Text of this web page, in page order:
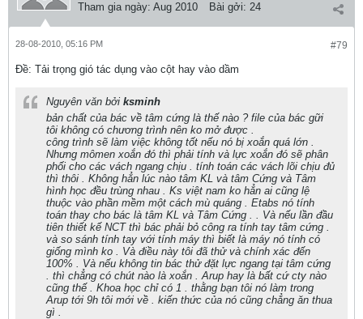
Tham gia ngày: Aug 2010 Bài gởi: 24
#79
28-08-2010, 05:16 PM
Ðề: Tải trọng gió tác dụng vào cột hay vào dầm
Nguyên văn bởi ksminh
bản chất của bác về tâm cứng là thế nào ? file của bác gữi
tôi không có chương trình nên ko mở được .
công trình sẽ làm việc không tốt nếu nó bị xoắn quá lớn .
Nhưng mômen xoắn đó thì phải tính và lực xoắn đó sẽ phân
phối cho các vách ngang chịu . tính toán các vách lõi chịu đủ
thì thôi . Không hẳn lúc nào tâm KL và tâm Cứng và Tâm
hình học đều trùng nhau . Ks việt nam ko hẳn ai cũng lệ
thuộc vào phần mềm một cách mù quáng . Etabs nó tính
toán thay cho bác là tâm KL và Tâm Cứng . . Và nếu lần đầu
tiên thiết kế NCT thì bác phải bỏ công ra tính tay tâm cứng .
và so sánh tính tay với tính máy thì biết là máy nó tính có
giống mình ko . Và điều này tôi đã thử và chính xác đến
100% . Và nếu không tin bác thử đặt lực ngang tại tâm cứng
. thì chẳng có chút nào là xoắn . Arup hay là bất cứ cty nào
cũng thế . Khoa học chỉ có 1 . thằng bạn tôi nó làm trong
Arup tới 9h tôi mới về . kiến thức của nó cũng chẳng ăn thua
gì .